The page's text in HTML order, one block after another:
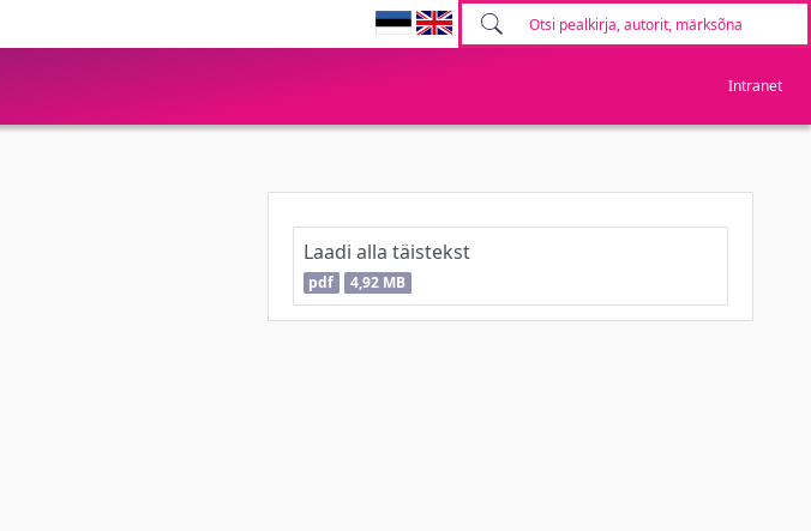
Intranet
Laadi alla täistekst
pdf 4,92 MB